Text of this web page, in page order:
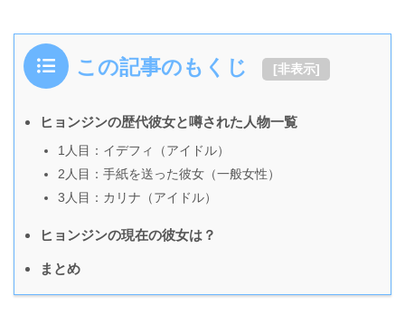
この記事のもくじ [非表示]
ヒョンジンの歴代彼女と噂された人物一覧
1人目：イデフィ（アイドル）
2人目：手紙を送った彼女（一般女性）
3人目：カリナ（アイドル）
ヒョンジンの現在の彼女は？
まとめ